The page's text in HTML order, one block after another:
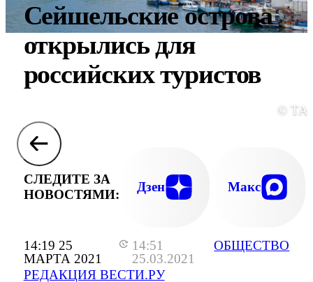
14:19 25
МАРТА 2021
14:51
25.03.2021
РЕДАКЦИЯ ВЕСТИ.РУ
ОБЩЕСТВО
Сейшельские острова
открылись для
российских туристов
©
СЛЕДИТЕ ЗА
НОВОСТЯМИ:
Дзен Макс